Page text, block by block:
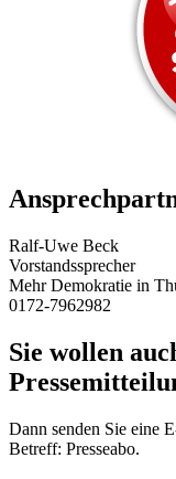
Ralf-Uwe Beck
Vorstandssprecher
Mehr Demokratie in
0172-7962982
Sie wollen
Dann senden Sie eine
Betreff: Presseabo.